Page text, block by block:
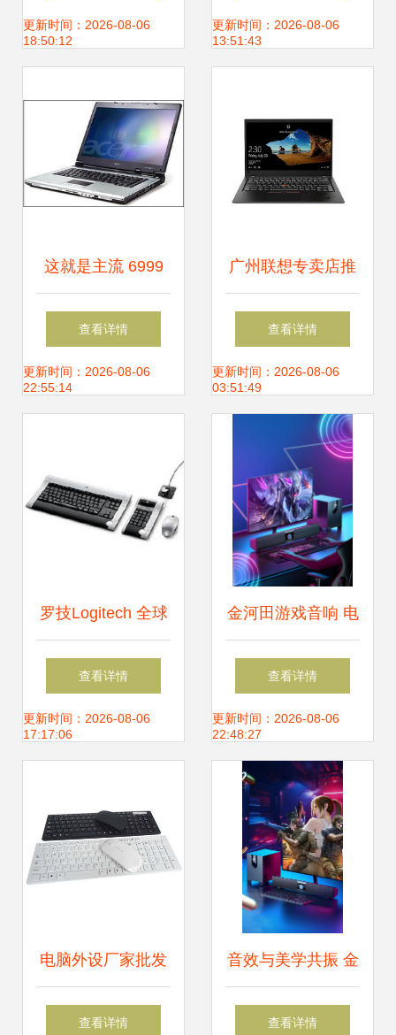
外设评测
更新时间：2026-08-06
18:50:12
与品质的双重保障
更新时间：2026-08-06
13:51:43
这就是主流 6999
元以下国产笔记本
导购与配件指南
查看详情
更新时间：2026-08-06
22:55:14
广州联想专卖店推
荐 亿联优质商家，
电脑外设一站式选
查看详情
更新时间：2026-08-06
03:51:49
罗技Logitech 全球
电脑外设领域的领
军者
查看详情
更新时间：2026-08-06
17:17:06
金河田游戏音响 电
竞玩家的听觉利器
查看详情
更新时间：2026-08-06
22:48:27
电脑外设厂家批发
价格低质量好，去
查看详情
音效与美学共振 金
河田电竞耳机在游
查看详情